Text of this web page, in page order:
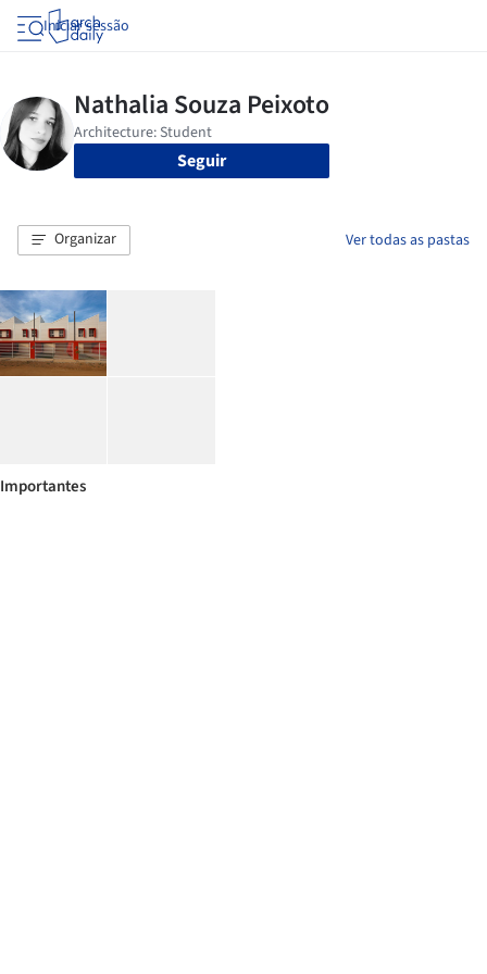
Iniciar sessão
Seguir
Organizar Ver todas as pastas
Importantes